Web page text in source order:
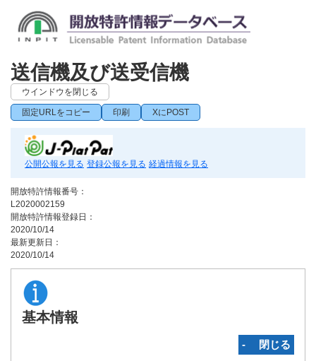
送信機及び送受信機
ウインドウを閉じる
固定URLをコピー 印刷 XにPOST
公開公報を見る 登録公報を見る 経過情報を見る
開放特許情報番号：
L2020002159
開放特許情報登録日：
2020/10/14
最新更新日：
2020/10/14
基本情報
‐ 閉じる